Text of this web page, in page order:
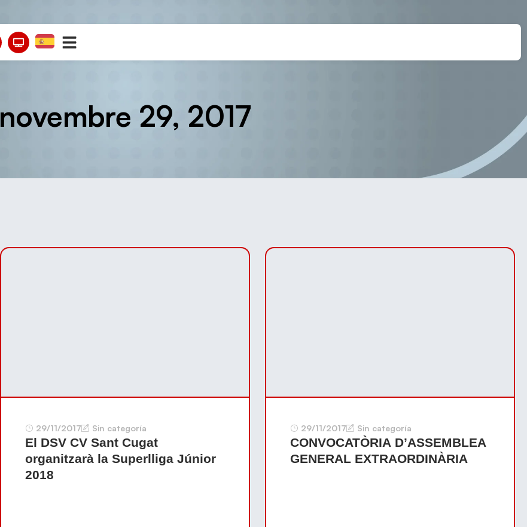
novembre 29, 2017
29/11/2017 Sin categoría
El DSV CV Sant Cugat
organitzarà la Superlliga Júnior
2018
29/11/2017 Sin categoría
CONVOCATÒRIA D’ASSEMBLEA
GENERAL EXTRAORDINÀRIA